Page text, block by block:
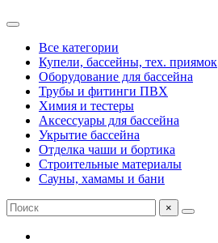
Все категории
Купели, бассейны, тех. приямок
Оборудование для бассейна
Трубы и фитинги ПВХ
Химия и тестеры
Аксессуары для бассейна
Укрытие бассейна
Отделка чаши и бортика
Строительные материалы
Сауны, хамамы и бани
×